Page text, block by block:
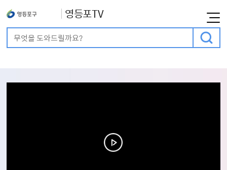
영등포TV
통합검색검색어 입력
메인비주얼